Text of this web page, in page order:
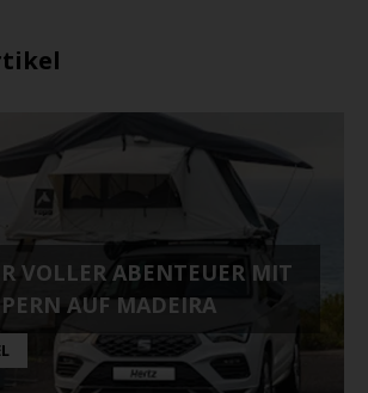
VOLLER ABENTEUER MIT
AUF MADEIRA